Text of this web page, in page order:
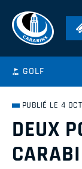
GOLF
PUBLIÉ LE 4
DEUX